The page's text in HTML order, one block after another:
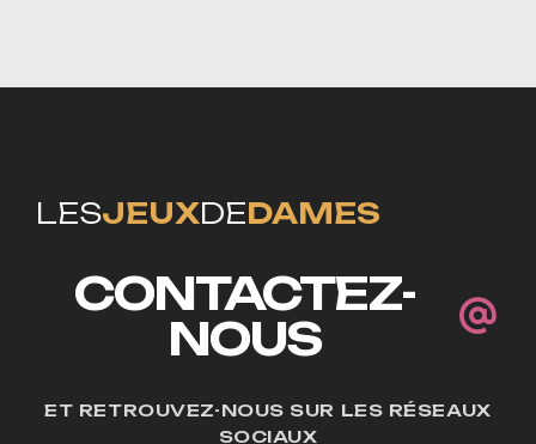
LESJEUXDEDAMES
CONTACTEZ-
NOUS
ET RETROUVEZ-NOUS SUR LES RÉSEAUX
SOCIAUX